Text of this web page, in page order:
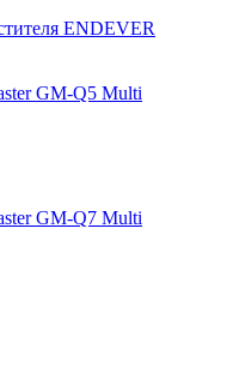
ENDEVER
GM-Q5 Multi
GM-Q7 Multi